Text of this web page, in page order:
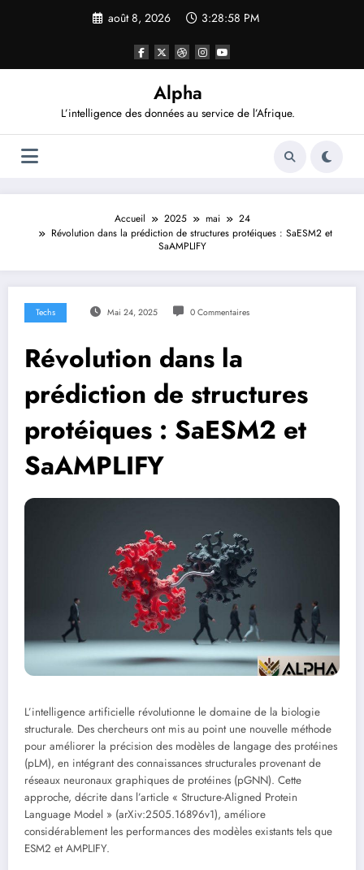
août 8, 2026 3:28:58 PM
Alpha
L’intelligence des données au service de l’Afrique.
Accueil 2025 mai
24
Révolution dans la prédiction de structures protéiques : SaESM2 et
SaAMPLIFY
Techs Mai 24, 2025 0 Commentaires
Révolution dans la
prédiction de structures
protéiques : SaESM2 et
SaAMPLIFY
L’intelligence artificielle révolutionne le domaine de la biologie
structurale. Des chercheurs ont mis au point une nouvelle méthode
pour améliorer la précision des modèles de langage des protéines
(pLM), en intégrant des connaissances structurales provenant de
réseaux neuronaux graphiques de protéines (pGNN). Cette
approche, décrite dans l’article « Structure-Aligned Protein
Language Model » (arXiv:2505.16896v1), améliore
considérablement les performances des modèles existants tels que
ESM2 et AMPLIFY.